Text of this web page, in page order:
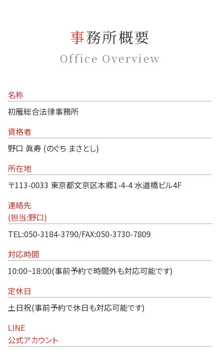
事務所概要
Office Overview
名称
初雁総合法律事務所
資格者
野口 眞寿 (のぐち まさとし)
所在地
〒113-0033 東京都文京区本郷1-4-4 水道橋ビル4F
連絡先
(担当:野口)
TEL:050-3184-3790/FAX:050-3730-7809
対応時間
10:00~18:00(事前予約で時間外も対応可能です)
定休日
土日祝(事前予約で休日も対応可能です)
LINE
公式アカウント